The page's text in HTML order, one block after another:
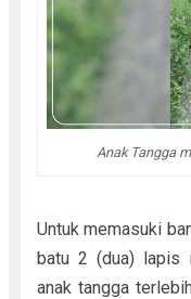
Anak Tangga
Untuk memasuki
batu 2 (dua) lapis
anak tangga